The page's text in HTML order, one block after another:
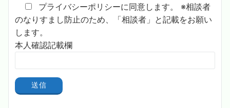
プライバシーポリシーに同意します。
※相談者
のなりすまし防止のため、「相談者」と記載をお願い
します。
本人確認記載欄